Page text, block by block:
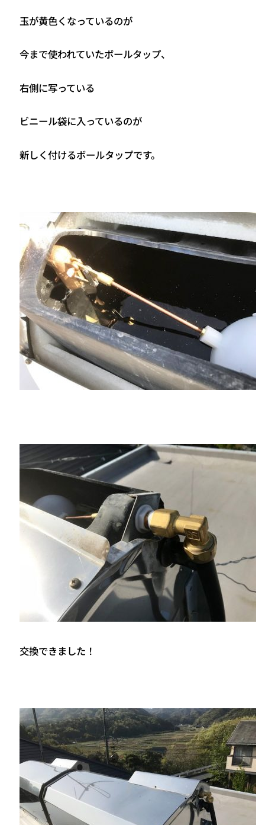
玉が黄色くなっているのが
今まで使われていたボールタップ、
右側に写っている
ビニール袋に入っているのが
新しく付けるボールタップです。
交換できました！